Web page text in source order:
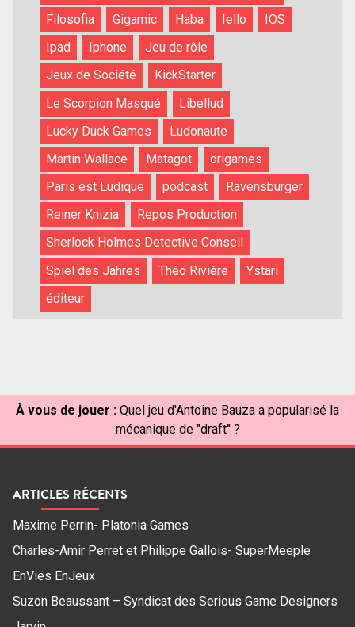
Filosofia
Gigamic Haba Iello
IOS
Ipad
Iphone
Jeu de rôle
Jeux de Société
KickStarter
Le Scorpion Masqué
Libellud
Lucky Duck Games
Ludonaute
Martin Wallace
Matagot
origames
Paris est Ludique
podcast
Ravensburger
Reiner Knizia
Repos Production
Sherlock Holmes Detective Conseil
Spiel des Jahres
Théo Rivière
Ystari
éditeur
À vous de jouer : Quel jeu d'Antoine Bauza a popularisé la
mécanique de "draft" ?
ARTICLES RÉCENTS
Maxime Perrin- Platonia Games
Charles-Amir Perret et Philippe Gallois- SuperMeeple
EnVies EnJeux
Suzon Beaussant – Syndicat des Serious Game Designers